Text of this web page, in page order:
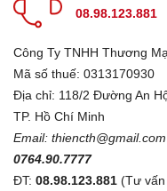
08.98.123.881
Công Ty TNHH Thương
Mã số thuế: 0313170930
Địa chỉ: 118/2 Đường An
TP. Hồ Chí Minh
Email: thiencth@gmail.com
0764.90.7777
ĐT: 08.98.123.881 (Tư